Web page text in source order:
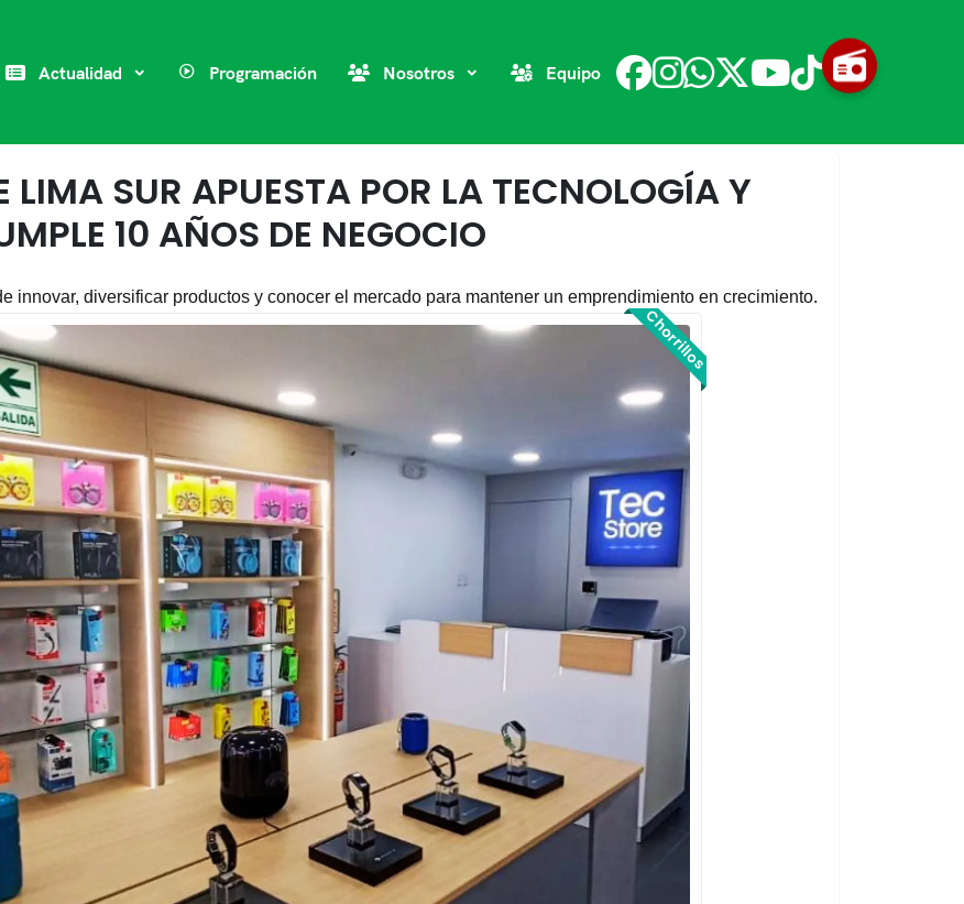
Actualidad Programación Nosotros Equipo
LIMA SUR APUESTA POR LA TECNOLOGÍA Y
10 AÑOS DE NEGOCIO
innovar, diversificar productos y conocer el mercado para mantener un emprendimiento en crecimiento.
Chorrillos